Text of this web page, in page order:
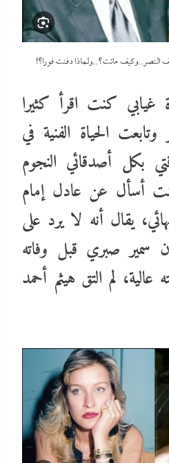
النصر..وكيف ماتت؟..ولماذا دفنت فورا؟!
كنت اقرأ كثيرا
الحياة الفنية في
بكل أصدقائي النجوم
أسأل عن عادل إمام
يقال أنه لا يرد على
سمير صبري قبل وفاته
لم التق هيثم أحمد